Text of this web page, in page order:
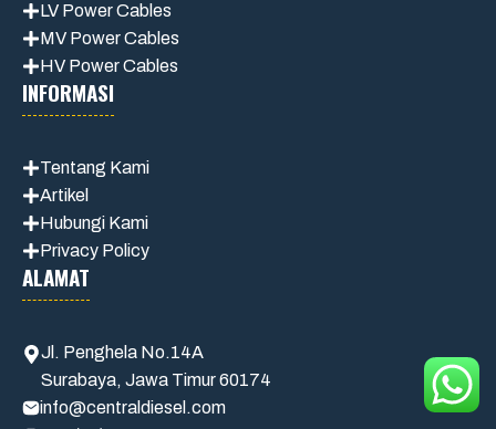
LV Power Cables
MV Power Cables
HV Power Cables
INFORMASI
Tentang Kami
Artikel
Hubungi Kami
Privacy Policy
ALAMAT
Jl. Penghela No.14A
Surabaya, Jawa Timur 60174
info@centraldiesel.com